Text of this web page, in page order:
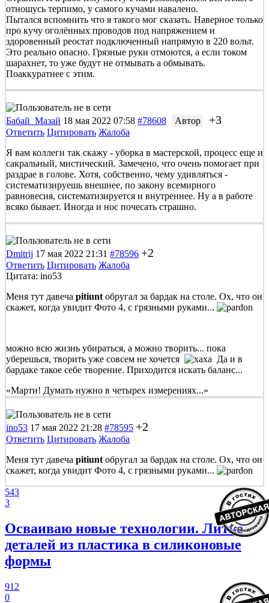
отношусь терпимо, у самого кучами навалено.
Пытался вспомнить что я такого мог сказать. Наверное только
про кучу оголённых проводов под напряжением и
здоровенный реостат подключенный напрямую в 220 вольт.
Это реально опасно. Грязные руки отмоются, а если током
шарахнет, то уже будут не отмывать а обмывать.
Поаккуратнее с этим.
Бабай_Мазай 18 мая 2022 07:58 #78608 Автор +3
Ответить Цитировать Жалоба
Я вам коллеги так скажу - уборка в мастерской, процесс еще и
сакральный, мистический. Замечено, что очень помогает при
раздрае в голове. Хотя, собственно, чему удивляться -
систематизируешь внешнее, по закону всемирного
равновесия, систематизируется и внутреннее. Ну а в работе
всяко бывает. Иногда и нос почесать страшно.
Dmitrij 17 мая 2022 21:31 #78596 +2
Ответить Цитировать Жалоба
Цитата: ino53
Меня тут давеча pitiunt обругал за бардак на столе. Ох, что он
скажет, когда увидит Фото 4, с грязными руками...
можно всю жизнь убираться, а можно творить... пока
уберешься, творить уже совсем не хочется
Да и в
бардаке такое себе творение. Приходится искать баланс...
«Марти! Думать нужно в четырех измерениях...»
ino53 17 мая 2022 21:28 #78595 +2
Ответить Цитировать Жалоба
Меня тут давеча pitiunt обругал за бардак на столе. Ох, что он
скажет, когда увидит Фото 4, с грязными руками...
543
3
Осваиваю новые технологии. Литье
деталей из пластика в силиконовые
формы
912
0